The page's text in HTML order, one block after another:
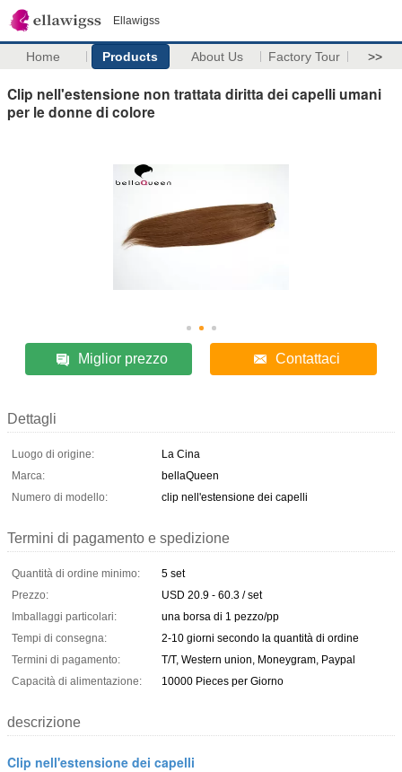
Ellawigss
Home Products About Us Factory Tour >>
Clip nell'estensione non trattata diritta dei capelli umani
per le donne di colore
Miglior prezzo Contattaci
Dettagli
Luogo di origine:
La Cina
Marca:
bellaQueen
Numero di modello:
clip nell'estensione dei capelli
Termini di pagamento e spedizione
Quantità di ordine minimo:
5 set
Prezzo:
USD 20.9 - 60.3 / set
Imballaggi particolari:
una borsa di 1 pezzo/pp
Tempi di consegna:
2-10 giorni secondo la quantità di ordine
Termini di pagamento:
T/T, Western union, Moneygram, Paypal
Capacità di alimentazione:
10000 Pieces per Giorno
descrizione
Clip nell'estensione dei capelli